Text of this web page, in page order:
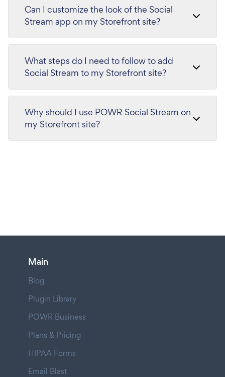
Can I customize the look of the Social
Stream app on my Storefront site?
What steps do I need to follow to add
Social Stream to my Storefront site?
Why should I use POWR Social Stream on
my Storefront site?
Main
Blog
Plugin Library
POWR Business
Plans & Pricing
HIPAA Forms
Email Blast